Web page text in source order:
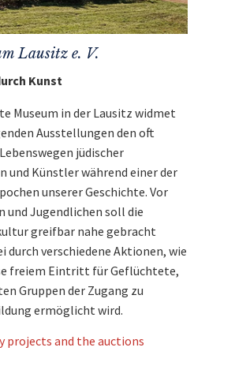
Lausitz e. V.
Kunst
Museum in der Lausitz widmet
Ausstellungen den oft
jüdischer
und Künstler während einer der
unserer Geschichte. Vor
und Jugendlichen soll die
greifbar nahe gebracht
durch verschiedene Aktionen, wie
freiem Eintritt für Geflüchtete,
Gruppen der Zugang zu
ermöglicht wird.
projects and the auctions